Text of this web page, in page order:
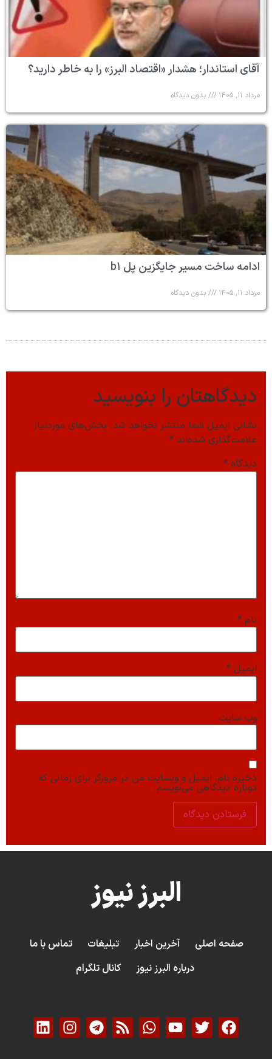
آقای استاندار؛ هشدار «اقتصاد البرز» را به خاطر دارید؟
مرداد ۱۱, ۱۴۰۵ بدون دیدگاه
ادامه ساخت مسیر جایگزین پل b۱
مرداد ۱۱, ۱۴۰۵ بدون دیدگاه
دیدگاهتان را بنویسید
نشانی ایمیل شما منتشر نخواهد شد. بخش‌های موردنیاز
علامت‌گذاری شده‌اند *
دیدگاه *
نام *
ایمیل *
وب‌ سایت
ذخیره نام، ایمیل و وبسایت من در مرورگر برای زمانی که
دوباره دیدگاهی می‌نویسم.
البرز نیوز
صفحه اصلی آخرین اخبار تبلیغات
تماس با ما
درباره البرز نیوز
کانال تلگرام